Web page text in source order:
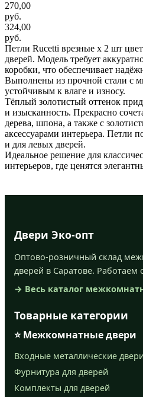
270,00
руб.
324,00
руб.
Петли Rucetti врезные х 2 шт
дверей. Модель требует
коробки, что обеспечивает
Выполнены из прочной стали с
устойчивым к влаге и износу.
Тёплый золотистый оттенок
и изысканность. Прекрасно
дерева, шпона, а также с
аксессуарами интерьера. Петли
и для левых дверей.
Идеальное решение для
интерьеров, где ценятся
Двери Эко-опт
Оптово-розничный склад
дверей в Саратове. Работаем
→ Весь каталог
Товарные категории
⭐ Межкомнатные двери
Входные металлические двери
Фурнитура для дверей
Комплекты для дверей